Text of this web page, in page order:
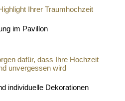
im Pavillon
individuelle Dekorationen